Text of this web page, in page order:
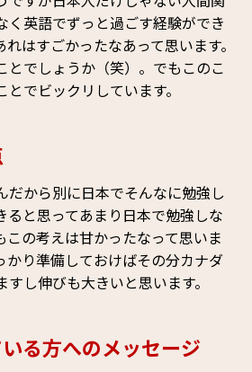
く英語でずっと過ごす経験ができ
はすごかったなあって思います。
とでしょうか（笑）。でもこのこ
でビックリしています。
だから別に日本でそんなに勉強し
ると思ってあまり日本で勉強しな
この考えは甘かったなって思いま
かり準備しておけばその分カナダ
し伸びも大きいと思います。
る方へのメッセージ